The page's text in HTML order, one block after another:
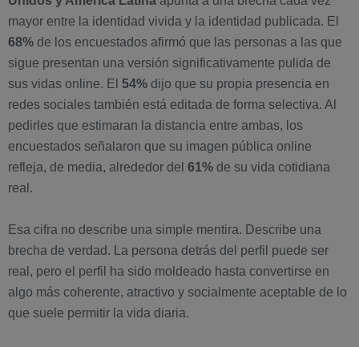
mayor entre la identidad vivida y la identidad publicada. El
68% de los encuestados afirmó que las personas a las que
sigue presentan una versión significativamente pulida de
sus vidas online. El 54% dijo que su propia presencia en
redes sociales también está editada de forma selectiva. Al
pedirles que estimaran la distancia entre ambas, los
encuestados señalaron que su imagen pública online
refleja, de media, alrededor del 61% de su vida cotidiana
real.
Esa cifra no describe una simple mentira. Describe una
brecha de verdad. La persona detrás del perfil puede ser
real, pero el perfil ha sido moldeado hasta convertirse en
algo más coherente, atractivo y socialmente aceptable de lo
que suele permitir la vida diaria.